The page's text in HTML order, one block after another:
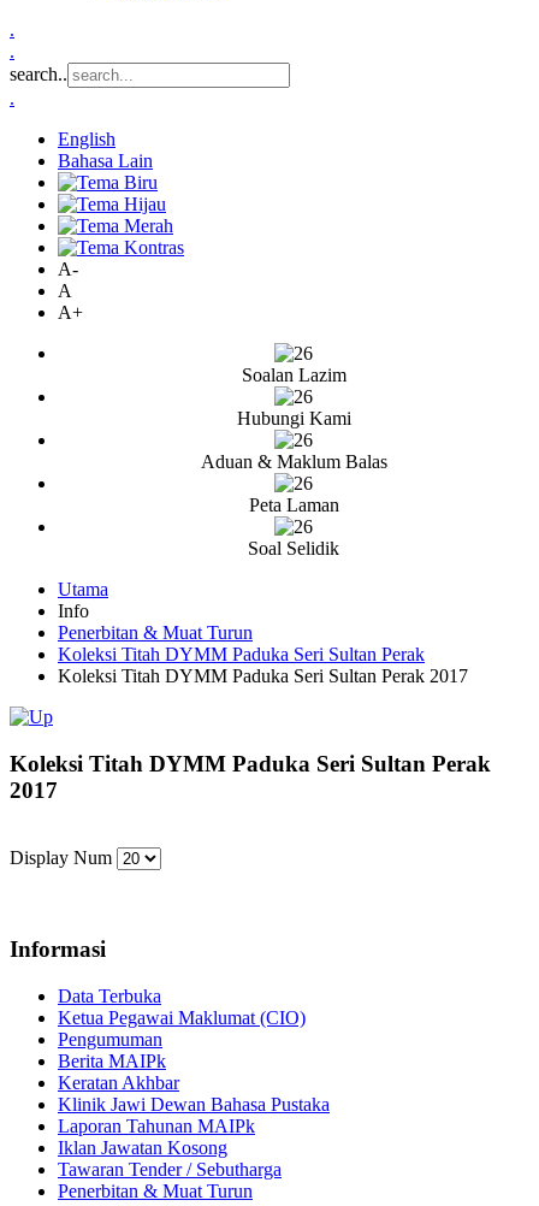
.
.
search..
.
English
Bahasa Lain
A-
A
A+
Soalan Lazim
Hubungi Kami
Aduan & Maklum Balas
Peta Laman
Soal Selidik
Utama
Info
Penerbitan & Muat Turun
Koleksi Titah DYMM Paduka Seri Sultan Perak
Koleksi Titah DYMM Paduka Seri Sultan Perak 2017
Koleksi Titah DYMM Paduka Seri Sultan Perak
2017
Display Num
Informasi
Data Terbuka
Ketua Pegawai Maklumat (CIO)
Pengumuman
Berita MAIPk
Keratan Akhbar
Klinik Jawi Dewan Bahasa Pustaka
Laporan Tahunan MAIPk
Iklan Jawatan Kosong
Tawaran Tender / Sebutharga
Penerbitan & Muat Turun